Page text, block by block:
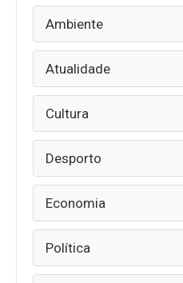
Ambiente
Atualidade
Cultura
Desporto
Economia
Política